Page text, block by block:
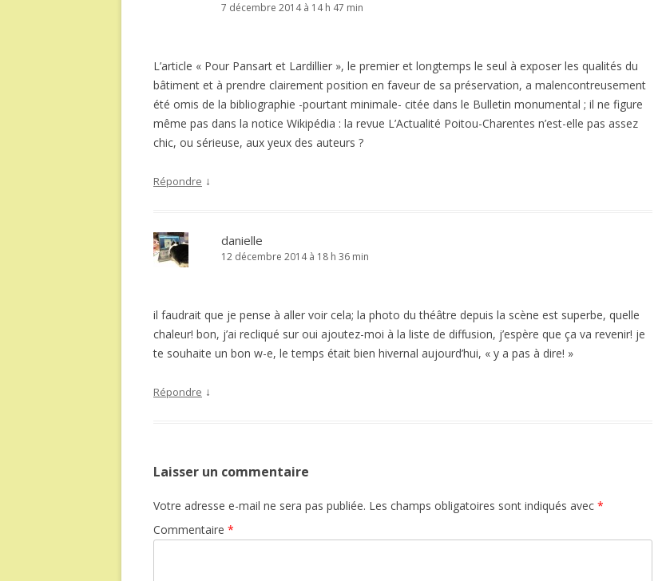
7 décembre 2014 à 14 h 47 min
L’article « Pour Pansart et Lardillier », le premier et longtemps le seul à exposer les qualités du
bâtiment et à prendre clairement position en faveur de sa préservation, a malencontreusement
été omis de la bibliographie -pourtant minimale- citée dans le Bulletin monumental ; il ne figure
même pas dans la notice Wikipédia : la revue L’Actualité Poitou-Charentes n’est-elle pas assez
chic, ou sérieuse, aux yeux des auteurs ?
Répondre ↓
danielle
12 décembre 2014 à 18 h 36 min
il faudrait que je pense à aller voir cela; la photo du théâtre depuis la scène est superbe, quelle
chaleur! bon, j’ai recliqué sur oui ajoutez-moi à la liste de diffusion, j’espère que ça va revenir! je
te souhaite un bon w-e, le temps était bien hivernal aujourd’hui, « y a pas à dire! »
Répondre ↓
Laisser un commentaire
Votre adresse e-mail ne sera pas publiée. Les champs obligatoires sont indiqués avec *
Commentaire *